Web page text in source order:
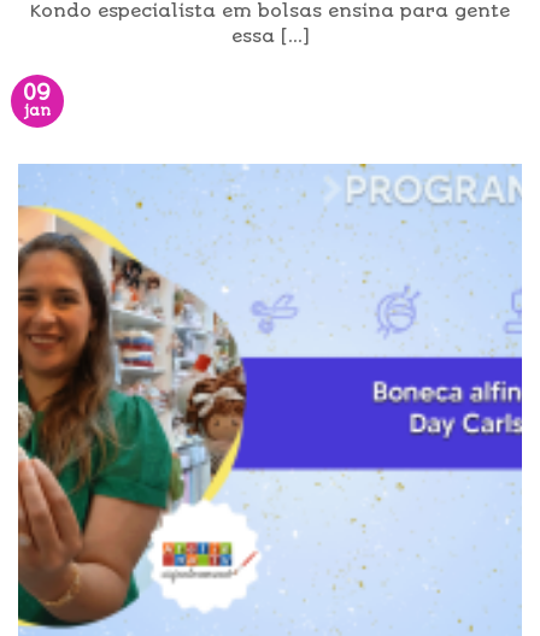
Kondo especialista em bolsas ensina para gente
essa [...]
09
jan